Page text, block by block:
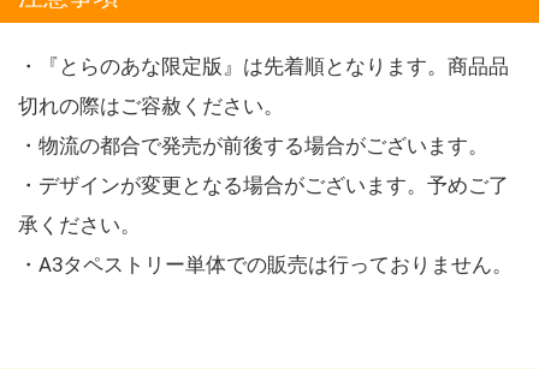
・『とらのあな限定版』は先着順となります。商品品
切れの際はご容赦ください。
・物流の都合で発売が前後する場合がございます。
・デザインが変更となる場合がございます。予めご了
承ください。
・A3タペストリー単体での販売は行っておりません。